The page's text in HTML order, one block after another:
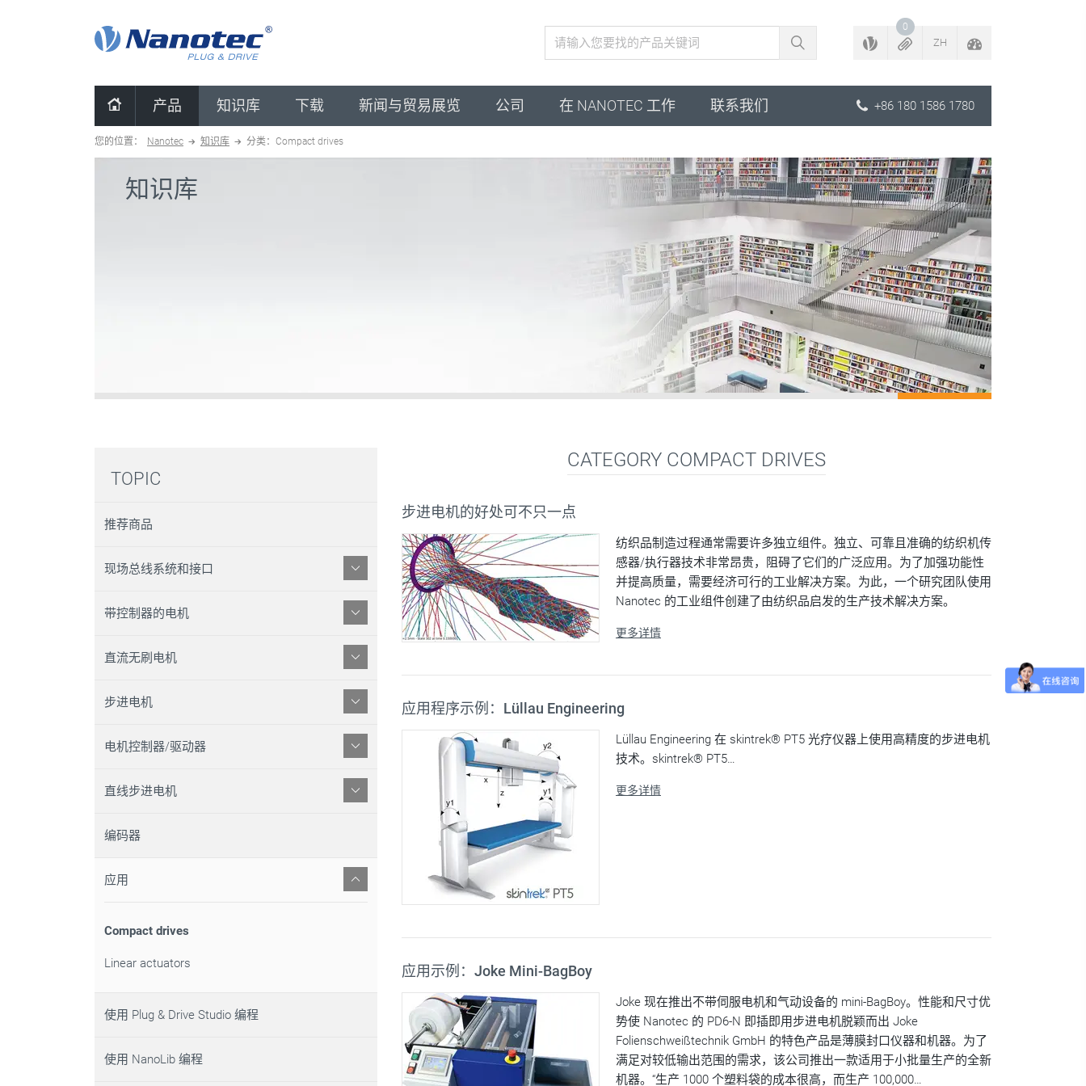
返回配置程序
0
ZH
产品 知识库 下载 新闻与贸易展览 公司 在 NANOTEC 工作 联系我们 +86 180 1586 1780
您的位置： Nanotec 知识库 分类：Compact drives
知识库
TOPIC
推荐商品
现场总线系统和接口
带控制器的电机
直流无刷电机
步进电机
电机控制器/驱动器
直线步进电机
编码器
应用
Compact drives
Linear actuators
使用 Plug & Drive Studio 编程
使用 NanoLib 编程
CATEGORY COMPACT DRIVES
步进电机的好处可不只一点
纺织品制造过程通常需要许多独立组件。独立、可靠且准确的纺织机传
感器/执行器技术非常昂贵，阻碍了它们的广泛应用。为了加强功能性
并提高质量，需要经济可行的工业解决方案。为此，一个研究团队使用
Nanotec 的工业组件创建了由纺织品启发的生产技术解决方案。
更多详情
应用程序示例：Lüllau Engineering
Lüllau Engineering 在 skintrek® PT5 光疗仪器上使用高精度的步进电机
技术。skintrek® PT5…
更多详情
应用示例：Joke Mini-BagBoy
Joke 现在推出不带伺服电机和气动设备的 mini-BagBoy。性能和尺寸优
势使 Nanotec 的 PD6-N 即插即用步进电机脱颖而出 Joke
Folienschweißtechnik GmbH 的特色产品是薄膜封口仪器和机器。为了
满足对较低输出范围的需求，该公司推出一款适用于小批量生产的全新
机器。“生产 1000 个塑料袋的成本很高，而生产 100,000…